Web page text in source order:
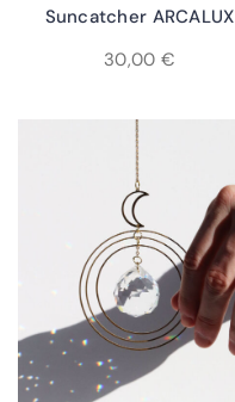
Ajouter Au Panier
Suncatcher ARCALUX
30,00 €